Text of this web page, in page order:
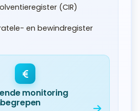
(CIR)
en bewindregister
monitoring